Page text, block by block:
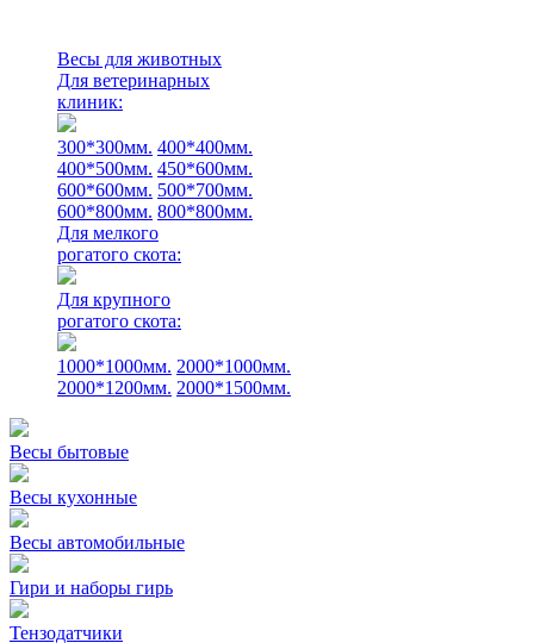
Весы для животных
Для ветеринарных
клиник:
300*300мм. 400*400мм.
400*500мм. 450*600мм.
600*600мм. 500*700мм.
600*800мм. 800*800мм.
Для мелкого
рогатого скота:
Для крупного
рогатого скота:
1000*1000мм. 2000*1000мм.
2000*1200мм. 2000*1500мм.
Весы бытовые
Весы кухонные
Весы автомобильные
Гири и наборы гирь
Тензодатчики